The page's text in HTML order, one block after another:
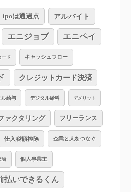
ipoは通過点 アルバイト
エニジョブ エニペイ
ード キャッシュフロー
クレジットカード決済
ル給与 デジタル給料 デメリット
ァクタリング フリーランス
仕入税額控除 企業と人をつなぐ
済 個人事業主
払いできるくん